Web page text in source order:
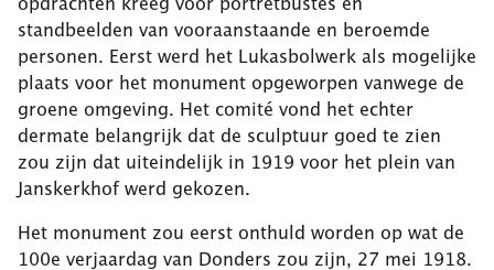
standbeelden van vooraanstaande en beroemde
personen. Eerst werd het Lukasbolwerk als mogelijke
plaats voor het monument opgeworpen vanwege de
groene omgeving. Het comité vond het echter
dermate belangrijk dat de sculptuur goed te zien
zou zijn dat uiteindelijk in 1919 voor het plein van
Janskerkhof werd gekozen.
Het monument zou eerst onthuld worden op wat de
100e verjaardag van Donders zou zijn, 27 mei 1918.